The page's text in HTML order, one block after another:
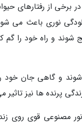
از رفتارهای
آلودگی نوری باعث
و راه خود را گم
و گاهی جان خود
پرنده ها نیز تاثیر
مصنوعی قوی روی